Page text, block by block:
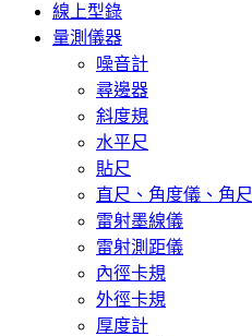
線上型錄
量測儀器
噪音計
尋邊器
斜度規
水平尺
貼尺
直尺、角度儀、角尺
雷射墨線儀
雷射測距儀
內徑卡規
外徑卡規
厚度計